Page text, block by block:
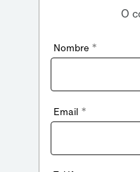
O
Nombre *
Email *